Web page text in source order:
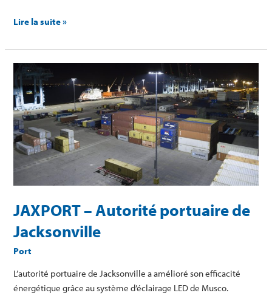
Lire la suite »
JAXPORT – Autorité portuaire de
Jacksonville
Port
L’autorité portuaire de Jacksonville a amélioré son efficacité
énergétique grâce au système d’éclairage LED de Musco.
JAXPORT
–
Autorité
portuaire
de
Jacksonville